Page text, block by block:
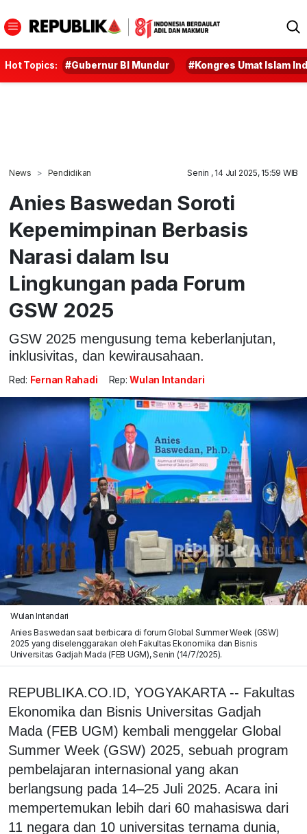
Hot Topics: #Gubernur BI Mundur #Kongres Umat Islam
News Pendidikan Senin , 14 Jul 2025, 15:59 WIB
Anies Baswedan Soroti
Kepemimpinan Berbasis
Narasi dalam Isu
Lingkungan pada Forum
GSW 2025
GSW 2025 mengusung tema keberlanjutan,
inklusivitas, dan kewirausahaan.
Red: Fernan Rahadi Rep: Wulan Intandari
Wulan Intandari
Anies Baswedan saat berbicara di forum Global Summer Week (GSW)
2025 yang diselenggarakan oleh Fakultas Ekonomika dan Bisnis
Universitas Gadjah Mada (FEB UGM), Senin (14/7/2025).
REPUBLIKA.CO.ID, YOGYAKARTA -- Fakultas
Ekonomika dan Bisnis Universitas Gadjah
Mada (FEB UGM) kembali menggelar Global
Summer Week (GSW) 2025, sebuah program
pembelajaran internasional yang akan
berlangsung pada 14–25 Juli 2025. Acara ini
mempertemukan lebih dari 60 mahasiswa dari
11 negara dan 10 universitas ternama dunia,